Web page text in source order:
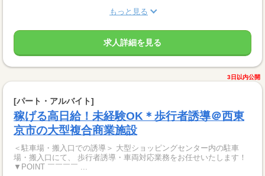
もっと見る
求人詳細を見る
3日以内公開
[パート・アルバイト]
稼げる高日給！未経験OK＊歩行者誘導＠西東
京市の大型複合商業施設
＜駐車場・搬入口での誘導＞ 大型ショッピングセンター内の駐車
場・搬入口にて、 歩行者誘導・車両対応業務をお任せいたします！
▼POINT ￣￣￣￣ ...